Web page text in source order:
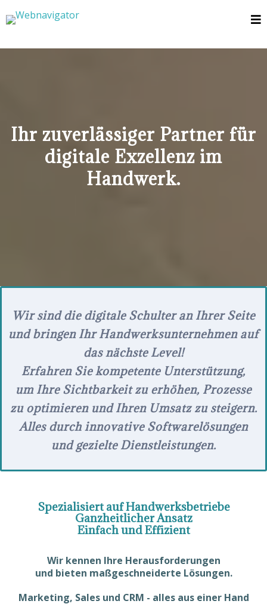
Ihr zuverlässiger Partner für
digitale Exzellenz im
Handwerk.
Wir sind die digitale Schulter an Ihrer Seite
und bringen Ihr Handwerksunternehmen auf
das nächste Level!
Erfahren Sie kompetente Unterstützung,
um Ihre Sichtbarkeit zu erhöhen, Prozesse
zu optimieren und Ihren Umsatz zu steigern.
Alles durch innovative Softwarelösungen
und gezielte Dienstleistungen.
Spezialisiert auf Handwerksbetriebe
Ganzheitlicher Ansatz
Einfach und Effizient
Wir kennen Ihre Herausforderungen
und bieten maßgeschneiderte Lösungen.
Marketing, Sales und CRM - alles aus einer Hand